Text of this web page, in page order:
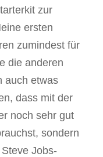
zur
ersten
zumindest für
die anderen
auch etwas
dass mit der
noch sehr gut
sondern
Jobs-